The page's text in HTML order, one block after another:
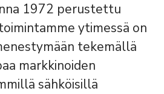
1972 perustettu
ytimessä on
tekemällä
markkinoiden
sähköisillä